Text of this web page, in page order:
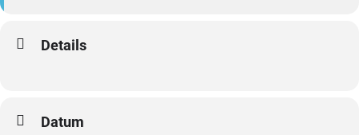
Details
Datum